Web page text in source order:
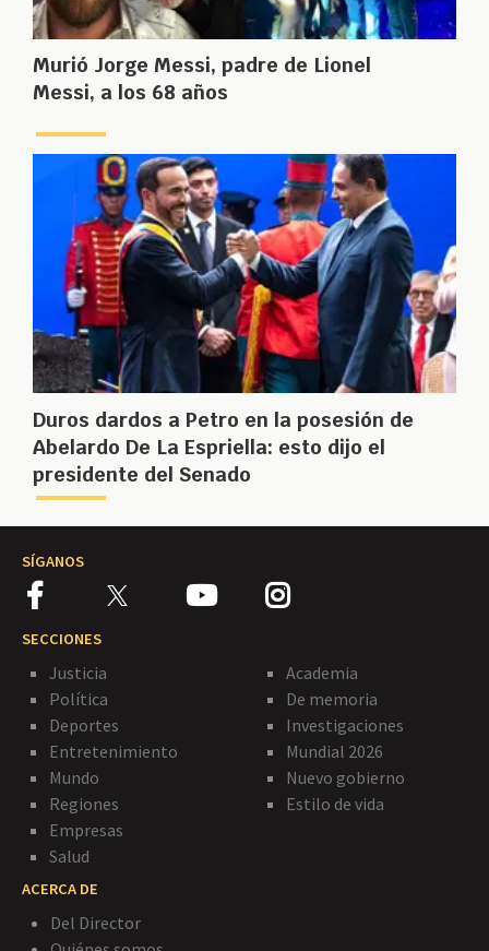
Murió Jorge Messi, padre de Lionel
Messi, a los 68 años
Duros dardos a Petro en la posesión de
Abelardo De La Espriella: esto dijo el
presidente del Senado
SÍGANOS
SECCIONES
Justicia
Política
Deportes
Entretenimiento
Mundo
Regiones
Empresas
Salud
Academia
De memoria
Investigaciones
Mundial 2026
Nuevo gobierno
Estilo de vida
ACERCA DE
Del Director